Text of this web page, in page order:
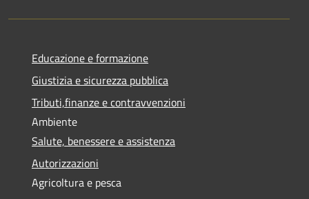
Educazione e formazione
Giustizia e sicurezza pubblica
Tributi,finanze e contravvenzioni
Ambiente
Salute, benessere e assistenza
Autorizzazioni
Agricoltura e pesca